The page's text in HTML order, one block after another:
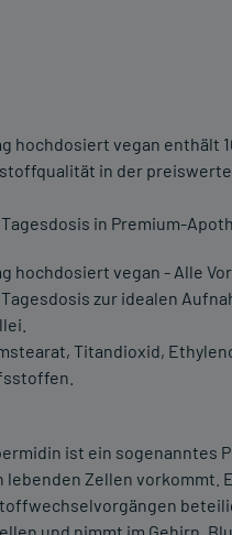
hochdosiert vegan
in der
in Premium-
hochdosiert vegan - Alle
zur idealen
Titandioxid,
ist ein sogenanntes
Zellen vorkommt.